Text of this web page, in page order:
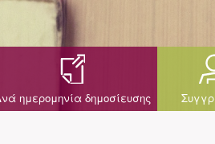
ημερομηνία δημοσίευσης